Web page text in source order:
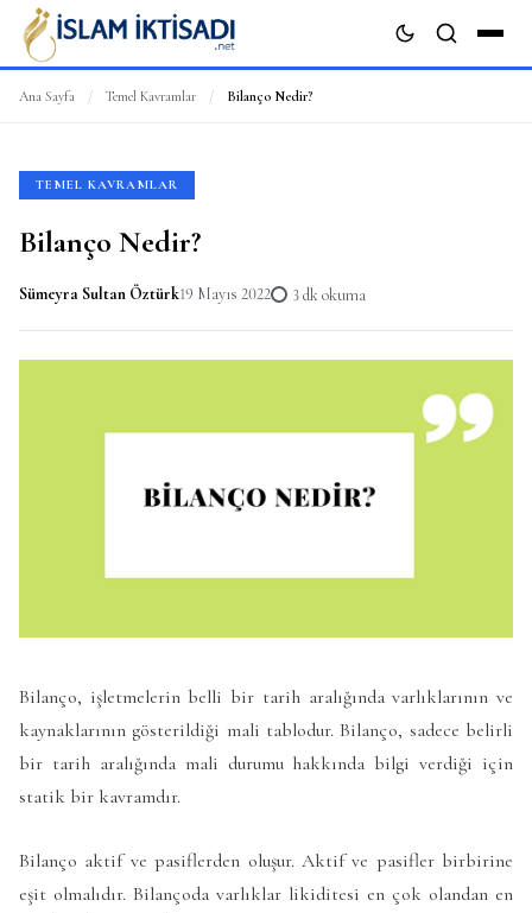
Ana Sayfa / Temel Kavramlar / Bilanço Nedir?
TEMEL KAVRAMLAR
Bilanço Nedir?
Sümeyra Sultan Öztürk19 Mayıs 2022 3 dk okuma
Bilanço, işletmelerin belli bir tarih aralığında varlıklarının ve
kaynaklarının gösterildiği mali tablodur. Bilanço, sadece belirli
bir tarih aralığında mali durumu hakkında bilgi verdiği için
statik bir kavramdır.
Bilanço aktif ve pasiflerden oluşur. Aktif ve pasifler birbirine
eşit olmalıdır. Bilançoda varlıklar likiditesi en çok olandan en